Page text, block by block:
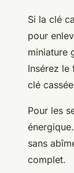
Si la clé
pour
miniature
Insérez le
clé
Pour les
sans
complet.